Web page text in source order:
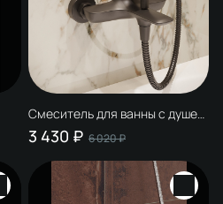
Смеситель для ванны с душем
STWORKI Молде S23100BK
матовый черный, латунь,
современный
3 430 ₽ 6 020 ₽